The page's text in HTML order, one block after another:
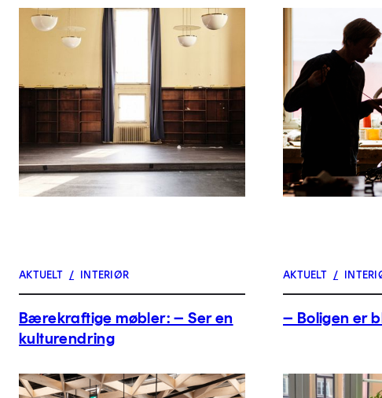
AKTUELT / INTERIØR
Bærekraftige møbler: – Ser en
kulturendring
AKTUELT /
– Boligen er